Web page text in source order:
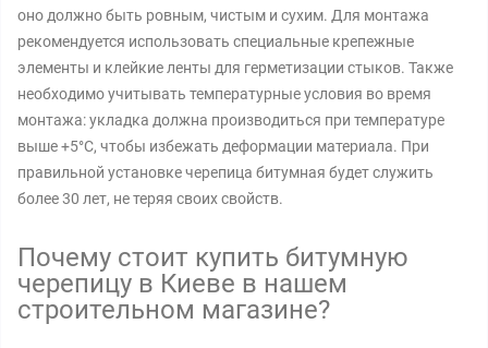
оно должно быть ровным, чистым и сухим. Для монтажа
рекомендуется использовать специальные крепежные
элементы и клейкие ленты для герметизации стыков. Также
необходимо учитывать температурные условия во время
монтажа: укладка должна производиться при температуре
выше +5°C, чтобы избежать деформации материала. При
правильной установке черепица битумная будет служить
более 30 лет, не теряя своих свойств.
Почему стоит купить битумную
черепицу в Киеве в нашем
строительном магазине?